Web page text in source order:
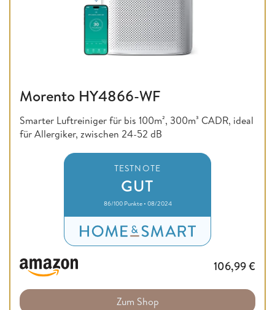
Morento HY4866-WF
Smarter Luftreiniger für bis 100m², 300m³ CADR, ideal
für Allergiker, zwischen 24-52 dB
TESTNOTE
GUT
86/100 Punkte • 08/2024
106,99€
Zum Shop